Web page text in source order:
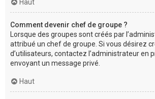
Haut
Comment devenir chef de groupe ?
Lorsque des groupes sont créés par
attribué un chef de groupe. Si vous désirez
d’utilisateurs, contactez l’administrateur en
envoyant un message privé.
Haut